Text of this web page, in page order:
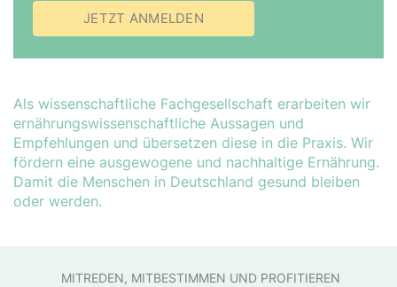
JETZT ANMELDEN
Als wissenschaftliche Fachgesellschaft erarbeiten wir
er­nähr­ungs­wis­sen­schaft­liche Aussagen und
Empfehlungen und übersetzen diese in die Praxis. Wir
fördern eine ausgewogene und nachhaltige Ernährung.
Damit die Menschen in Deutschland gesund bleiben
oder werden.
MITREDEN, MITBESTIMMEN UND PROFITIEREN